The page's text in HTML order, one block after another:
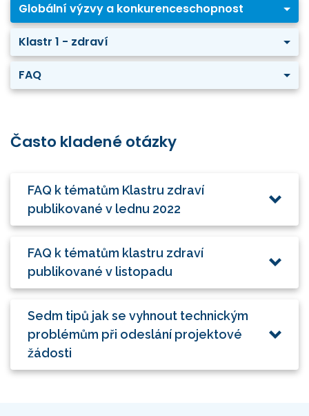
Globální výzvy a konkurenceschopnost
Klastr 1 - zdraví
FAQ
Často kladené otázky
FAQ k tématům Klastru zdraví
publikované v lednu 2022
FAQ k tématům klastru zdraví
publikované v listopadu
Sedm tipů jak se vyhnout technickým
problémům při odeslání projektové
žádosti